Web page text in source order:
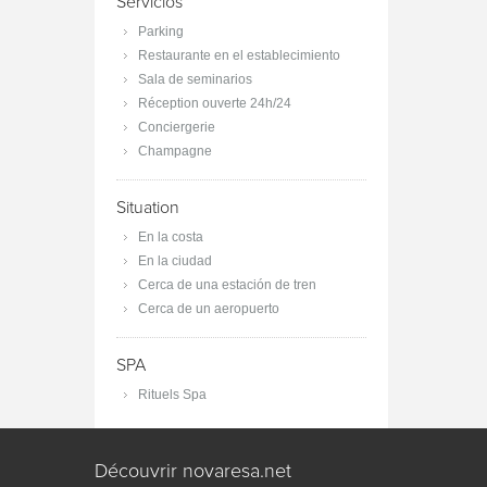
Parking
Restaurante en el establecimiento
Sala de seminarios
Réception ouverte 24h/24
Conciergerie
Champagne
Situation
En la costa
En la ciudad
Cerca de una estación de tren
Cerca de un aeropuerto
SPA
Rituels Spa
Découvrir novaresa.net